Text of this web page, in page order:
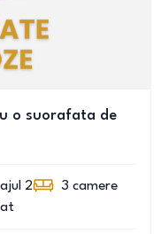
o suorafata de
2 3 camere